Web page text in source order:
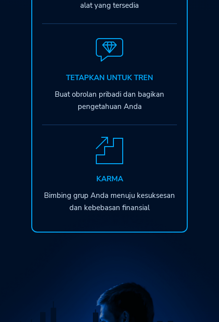
alat yang tersedia
TETAPKAN UNTUK TREN
Buat obrolan pribadi dan bagikan
pengetahuan Anda
KARMA
Bimbing grup Anda menuju kesuksesan
dan kebebasan finansial